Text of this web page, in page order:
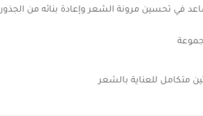
في تحسين مرونة الشعر وإعادة بنائه من الجذور
متكامل للعناية بالشعر